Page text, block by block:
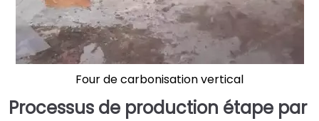
Four de carbonisation vertical
Processus de production étape par